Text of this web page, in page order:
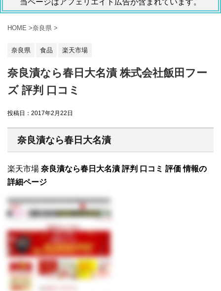
HOME >奈良県 >
奈良県 食品 楽天市場
奈良漬なら春日大名漬 株式会社飯田フー
ズ 評判 口コミ
投稿日： 2017年2月22日
奈良漬なら春日大名漬
楽天市場 奈良漬なら春日大名漬 評判 口コミ 評価 情報の
詳細ページ